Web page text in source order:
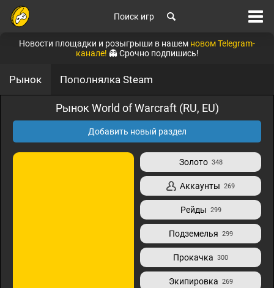
Поиск игр
Новости площадки и розыгрыши в нашем новом Telegram-
канале! 👻 Срочно подпишись!
Рынок Пополнялка Steam
Рынок World of Warcraft (RU, EU)
Добавить новый раздел
Золото 348
Аккаунты 269
Рейды 299
Подземелья 299
Прокачка 300
Экипировка 269